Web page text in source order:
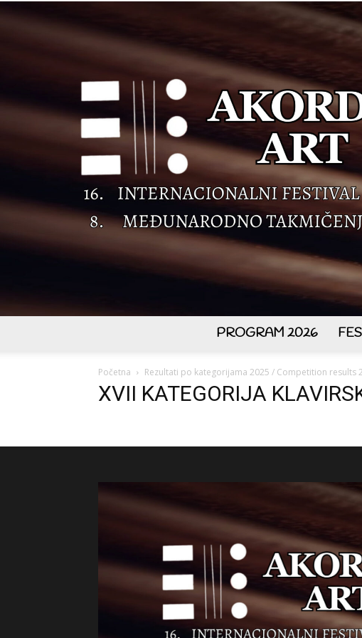
PROGRAM 2026
Početna Rezultati po kategorijama 2025 / Competition results
XVII KATEGORIJA